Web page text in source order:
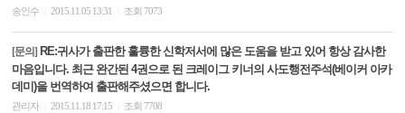
송인수 2015.11.05 13:31 조회 7073
[문의] RE:귀사가 출판한 훌륭한 신학저서에 많은 도움을 받고 있어 항상 감사한
마음입니다. 최근 완간된 4권으로 된 크레이그 키너의 사도행전주석(베이커 아카
데미)을 번역하여 출판해주셨으면 합니다.
관리자 2015.11.18 17:15 조회 7708